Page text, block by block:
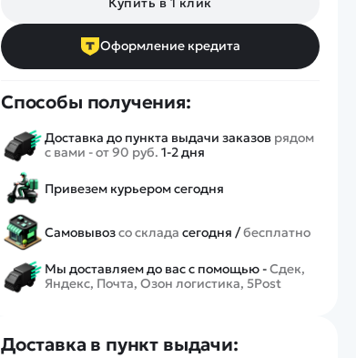
Оформление кредита
Способы получения:
Доставка до пункта выдачи заказов рядом
с вами - от 90 руб. 1-2 дня
Привезем курьером сегодня
Самовывозсо склада сегодня /бесплатно
Мы доставляем до вас с помощью -Сдек,
Яндекс, Почта, Озон логистика, 5Post
Доставка в пункт выдачи:
Спецтехника
Конструкторы